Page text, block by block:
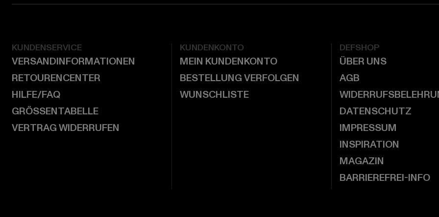
KUNDENSERVICE
VERSANDINFORMATIONEN
RETOURENCENTER
HILFE/FAQ
GRÖSSENTABELLE
VERTRAG WIDERRUFEN
KUNDENKONTO
MEIN KUNDENKONTO
BESTELLUNG VERFOLGEN
WUNSCHLISTE
DEFSHOP
ÜBER UNS
AGB
DATENSCHUTZ
IMPRESSUM
INSPIRATION
MAGAZIN
BARRIEREFREI-INFO